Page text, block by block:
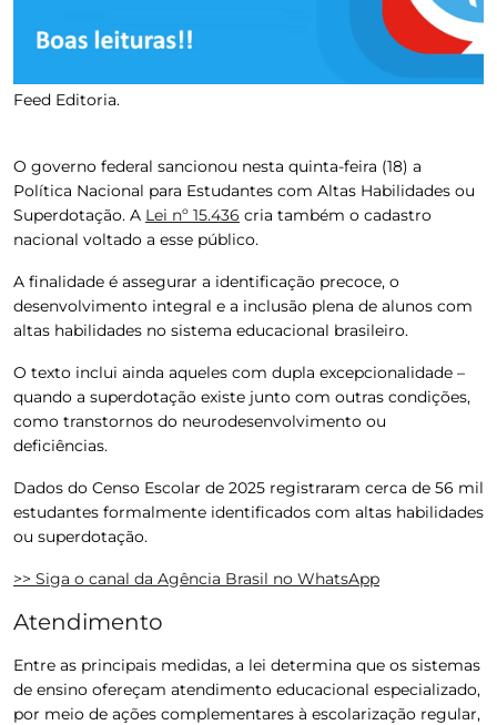
Feed Editoria.
O governo federal sancionou nesta quinta-feira (18) a
Política Nacional para Estudantes com Altas Habilidades ou
Superdotação. A Lei nº 15.436 cria também o cadastro
nacional voltado a esse público.
A finalidade é assegurar a identificação precoce, o
desenvolvimento integral e a inclusão plena de alunos com
altas habilidades no sistema educacional brasileiro.
O texto inclui ainda aqueles com dupla excepcionalidade –
quando a superdotação existe junto com outras condições,
como transtornos do neurodesenvolvimento ou
deficiências.
Dados do Censo Escolar de 2025 registraram cerca de 56 mil
estudantes formalmente identificados com altas habilidades
ou superdotação.
>> Siga o canal da Agência Brasil no WhatsApp
Atendimento
Entre as principais medidas, a lei determina que os sistemas
de ensino ofereçam atendimento educacional especializado,
por meio de ações complementares à escolarização regular,